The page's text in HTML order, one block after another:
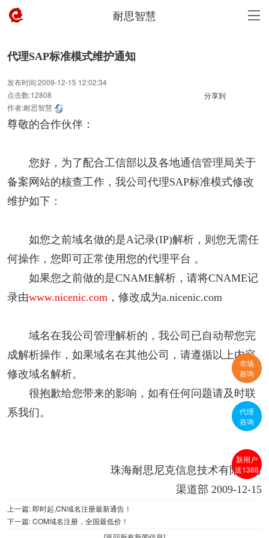
耐思智慧
代理SAP标准模式维护通知
发布时间:2009-12-15 12:02:34
点击数:12808
作者:耐思智慧
分享到
尊敬的合作伙伴：
您好，为了配合工信部以及各地通信管理局关于
备案网站的核查工作，我公司代理SAP标准模式修改
维护如下：
如您之前域名做的是A记录(IP)解析，则您无需任
何操作，您即可正常使用您的代理平台 。
如果您之前做的是CNAME解析，请将CNAME记
录由www.nicenic.com ，修改成为a.nicenic.com
域名在我公司管理解析的，我公司已自动帮您完
成解析操作，如果域名在其他公司，请遵循以上内容
修改域名解析。
很抱歉给您带来的影响，如有任何问题请及时联
系我们。
珠海耐思尼克信息技术有限公司
渠道部 2009-12-15
上一篇:即时起,CN域名注册最新通告！
下一篇:COM域名注册，全国最低价！
市场
咨询
代理
咨询
新用户
送1388